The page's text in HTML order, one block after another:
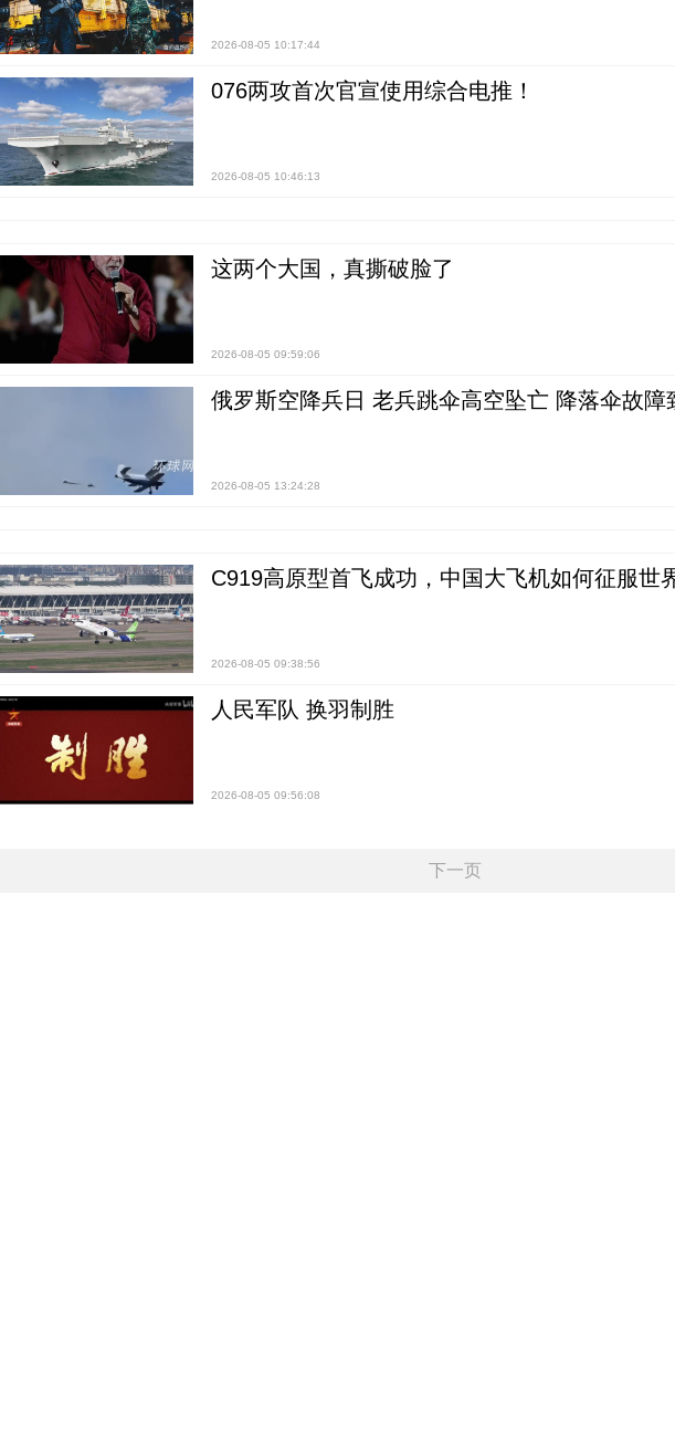
2026-08-05 10:17:44
076两攻首次官宣使用综合电推！
2026-08-05 10:46:13
这两个大国，真撕破脸了
2026-08-05 09:59:06
俄罗斯空降兵日 老兵跳伞高空坠亡 降落伞故障
2026-08-05 13:24:28
C919高原型首飞成功，中国大飞机如何征服世
2026-08-05 09:38:56
人民军队 换羽制胜
2026-08-05 09:56:08
下一页